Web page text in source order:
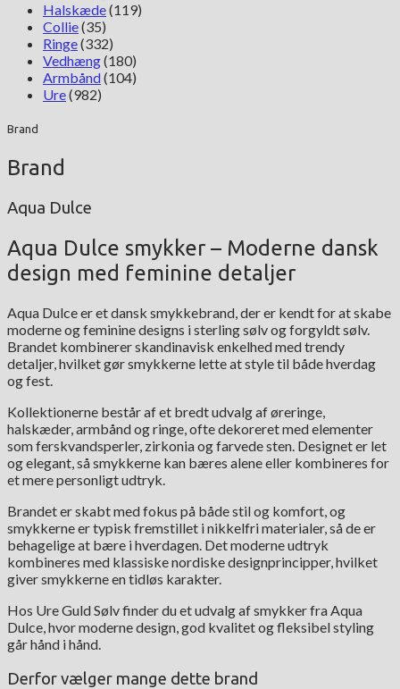
Halskæde(119)
Collie(35)
Ringe(332)
Vedhæng(180)
Armbånd(104)
Ure(982)
Brand
Brand
Aqua Dulce
Aqua Dulce smykker – Moderne dansk
design med feminine detaljer
Aqua Dulce er et dansk smykkebrand, der er kendt for at skabe
moderne og feminine designs i sterling sølv og forgyldt sølv.
Brandet kombinerer skandinavisk enkelhed med trendy
detaljer, hvilket gør smykkerne lette at style til både hverdag
og fest.
Kollektionerne består af et bredt udvalg af øreringe,
halskæder, armbånd og ringe, ofte dekoreret med elementer
som ferskvandsperler, zirkonia og farvede sten. Designet er let
og elegant, så smykkerne kan bæres alene eller kombineres for
et mere personligt udtryk.
Brandet er skabt med fokus på både stil og komfort, og
smykkerne er typisk fremstillet i nikkelfri materialer, så de er
behagelige at bære i hverdagen. Det moderne udtryk
kombineres med klassiske nordiske designprincipper, hvilket
giver smykkerne en tidløs karakter.
Hos Ure Guld Sølv finder du et udvalg af smykker fra Aqua
Dulce, hvor moderne design, god kvalitet og fleksibel styling
går hånd i hånd.
Derfor vælger mange dette brand